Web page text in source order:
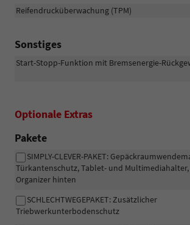
Reifendrucküberwachung (TPM)
Sonstiges
Start-Stopp-Funktion mit Bremsenergie-
Optionale Extras
Pakete
SIMPLY-CLEVER-PAKET:
Türkantenschutz, Tablet- und
Organizer hinten
SCHLECHTWEGEPAKET: Zusätzlicher
Triebwerkunterbodenschutz